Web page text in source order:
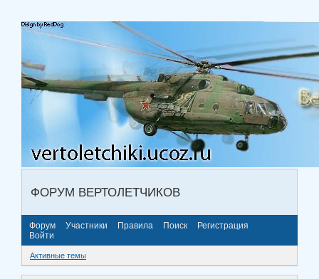
ФОРУМ ВЕРТОЛЕТЧИКОВ
Форум Участники Правила Поиск
Регистрация
Войти
Активные темы